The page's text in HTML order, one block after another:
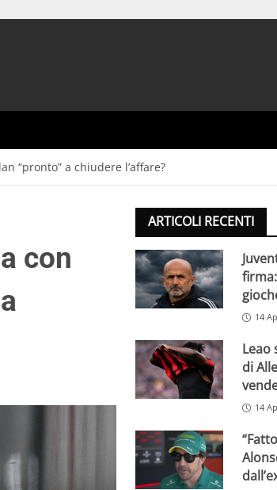
“pronto” a chiudere l’affare?
con
ARTICOLI RECENTI
14
Leao
di
14